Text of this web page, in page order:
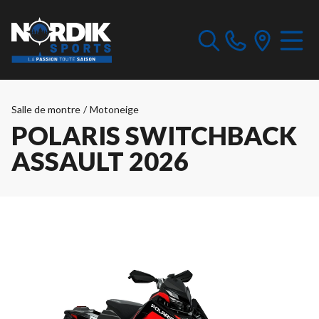
Salle de montre / Motoneige
POLARIS SWITCHBACK
ASSAULT 2026